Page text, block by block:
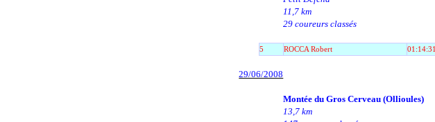
11,7 km
29 coureurs classés
5 ROCCA Robert 01:14:31
29/06/2008
Montée du Gros Cerveau (Ollioules)
13,7 km